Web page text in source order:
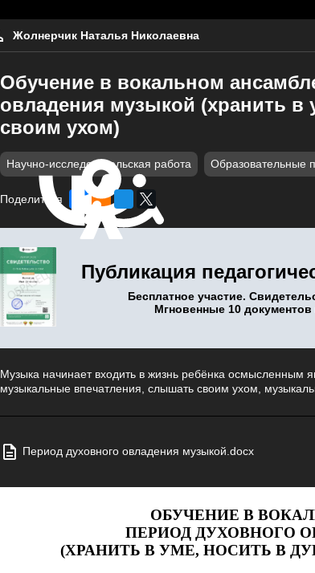
Жолнерчик Наталья Николаевна
Обучение в вокальном
овладения музыкой (хранить
своим ухом)
Научно-исследовательская работа Образовательные
Поделиться
Публикация
Бесплатное участие.
Мгновенные 10
Музыка начинает входить в жизнь ребёнка
музыкальные впечатления, слышать своим ухом,
Период духовного овладения музыкой.docx
ОБУЧЕНИЕ В
ПЕРИОД ДУХОВНОГО
(ХРАНИТЬ В УМЕ, НОСИТЬ В